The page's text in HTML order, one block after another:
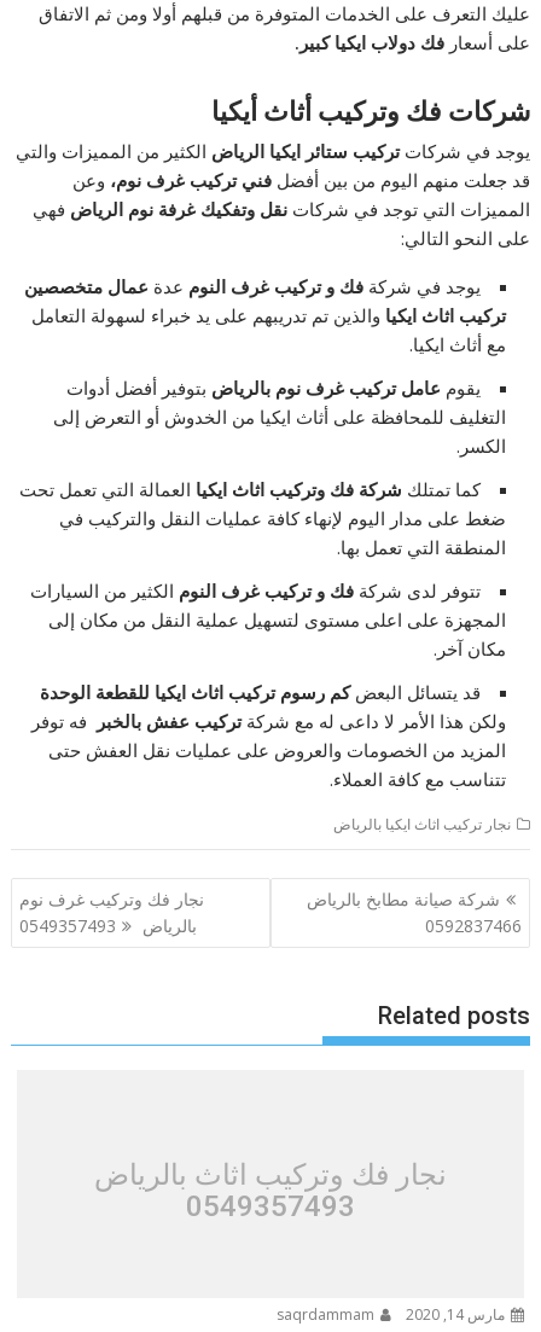
عليك التعرف على الخدمات المتوفرة من قبلهم أولا ومن ثم الاتفاق
على أسعارفك دولاب ايكيا كبير .
شركات فك وتركيب أثاث أيكيا
يوجد في شركاتتركيب ستائر ايكيا الرياض الكثير من المميزات والتي
قد جعلت منهم اليوم من بين أفضلفني تركيب غرف نوم، وعن
المميزات التي توجد في شركاتنقل وتفكيك غرفة نوم الرياض فهي
على النحو التالي:
يوجد في شركةفك و تركيب غرف النوم عدة عمال متخصصين
تركيب اثاث ايكيا والذين تم تدريبهم على يد خبراء لسهولة التعامل
مع أثاث ايكيا.
يقوم عامل تركيب غرف نوم بالرياض بتوفير أفضل أدوات
التغليف للمحافظة على أثاث ايكيا من الخدوش أو التعرض إلى
الكسر.
كما تمتلك شركة فك وتركيب اثاث ايكيا العمالة التي تعمل تحت
ضغط على مدار اليوم لإنهاء كافة عمليات النقل والتركيب في
المنطقة التي تعمل بها.
تتوفر لدى شركةفك و تركيب غرف النوم الكثير من السيارات
المجهزة على اعلى مستوى لتسهيل عملية النقل من مكان إلى
مكان آخر.
قد يتسائل البعضكم رسوم تركيب اثاث ايكيا للقطعة الوحدة
ولكن هذا الأمر لا داعى له مع شركةتركيب عفش بالخبر
فه توفر
المزيد من الخصومات والعروض على عمليات نقل العفش حتى
تتناسب مع كافة العملاء.
نجار تركيب اثاث ايكيا بالرياض
تصفّح
المقالات
شركة صيانة مطابخ بالرياض
0592837466
نجار فك وتركيب غرف نوم
بالرياض 0549357493
Related posts
نجار فك وتركيب اثاث بالرياض
0549357493
مارس 14, 2020